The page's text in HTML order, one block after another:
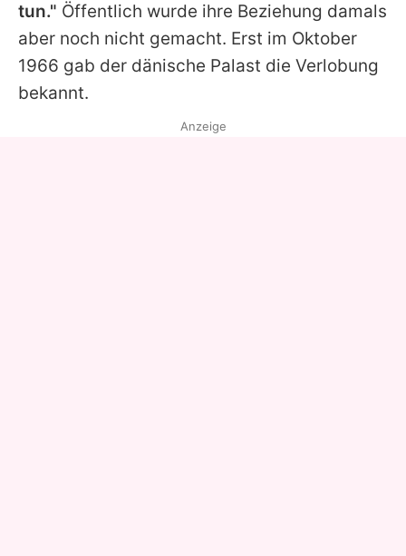
tun." Öffentlich wurde ihre Beziehung damals
aber noch nicht gemacht. Erst im Oktober
1966 gab der dänische Palast die Verlobung
bekannt.
Anzeige